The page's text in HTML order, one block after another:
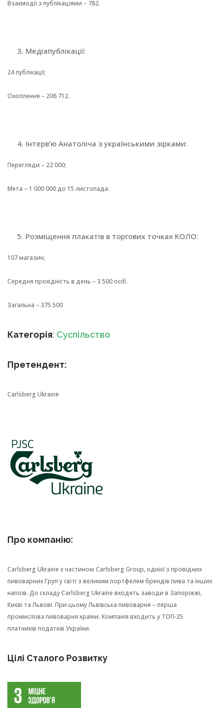
Взаємодії з публікаціями – 782.
Медіапублікації:
24 публікації;
Охоплення – 206 712.
Інтерв’ю Анатоліча з українськими зірками:
Перегляди – 22 000;
Мета – 1 000 000 до 15 листопада.
Розміщення плакатів в торгових точках КОЛО:
107 магазин;
Середня прохідність в день – 3 500 осіб.
Загальна – 375 500
Категорія: Суспільство
Претендент:
Carlsberg Ukraine
Про компанію:
Carlsberg Ukraine є частиною Carlsberg Group, однієї з провідних
пивоварних Груп у світі з великим портфелем брендів пива та інших
напоїв. До складу Carlsberg Ukraine входять заводи в Запоріжжі,
Києві та Львові. При цьому Львівська пивоварня – перша
промислова пивоварня країни. Компанія входить у ТОП-25
платників податків України.
Цілі Сталого Розвитку